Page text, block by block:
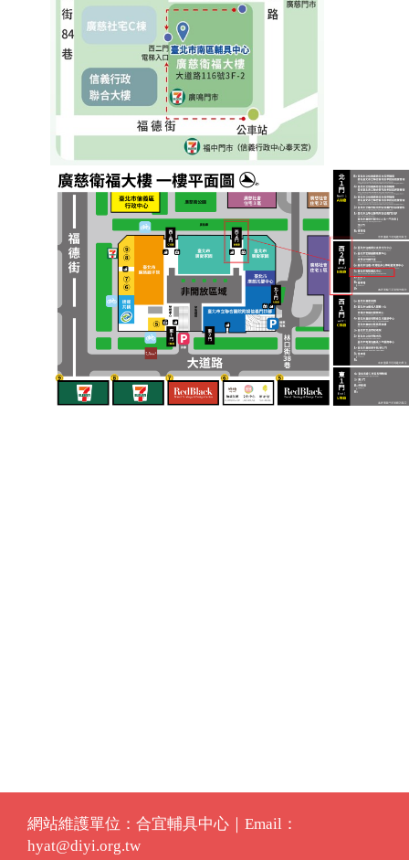
網站維護單位：合宜輔具中心｜Email：
hyat@diyi.org.tw